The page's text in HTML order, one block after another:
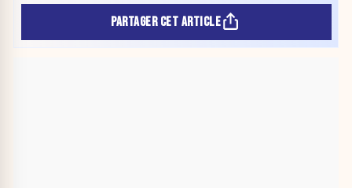
PARTAGER CET ARTICLE